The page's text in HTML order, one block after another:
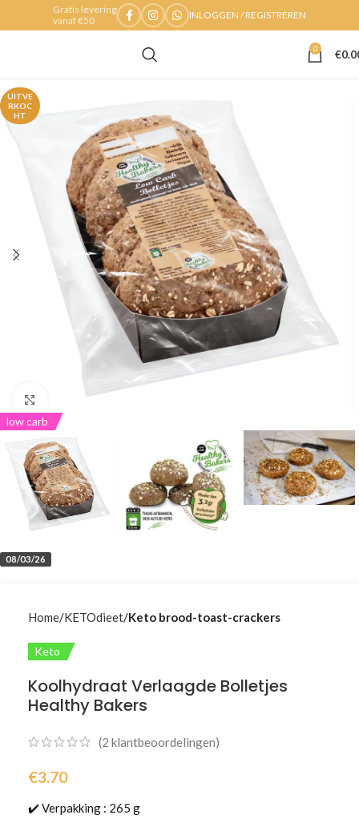
Gratis levering
vanaf €50
INLOGGEN / REGISTREREN
0 €
UITVE
RKOC
HT
low carb
Klik om te vergroten
08/03/26
Home KETOdieet Keto brood-toast-crackers
Keto
Koolhydraat Verlaagde Bolletjes
Healthy Bakers
(2 klantbeoordelingen)
€3.70
✔️ Verpakking : 265 g